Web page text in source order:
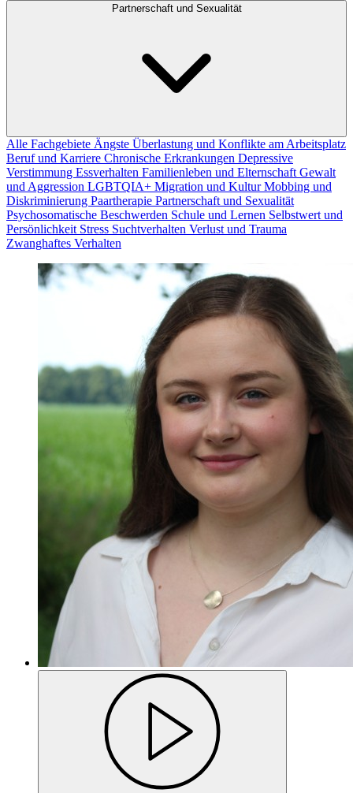
Partnerschaft und Sexualität
Alle Fachgebiete Ängste Überlastung und Konflikte am Arbeitsplatz
Beruf und Karriere Chronische Erkrankungen Depressive
Verstimmung Essverhalten Familienleben und Elternschaft Gewalt
und Aggression LGBTQIA+ Migration und KulturMobbing und
Diskriminierung Paartherapie Partnerschaft und Sexualität
Psychosomatische Beschwerden Schule und Lernen Selbstwert und
Persönlichkeit Stress Suchtverhalten Verlust und Trauma
Zwanghaftes Verhalten